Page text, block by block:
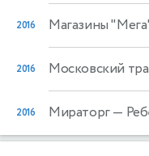
2016 Магазины
2016 Московский
2016 Мираторг—